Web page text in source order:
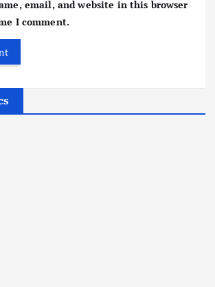
email, and website in this browser
I comment.